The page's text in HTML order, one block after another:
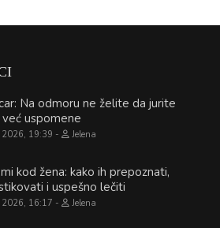
Na odmoru ne želite da jurite
uspomene
19:39 Jelena
kod žena: kako ih prepoznati,
i uspešno lečiti
16:17 Jelena